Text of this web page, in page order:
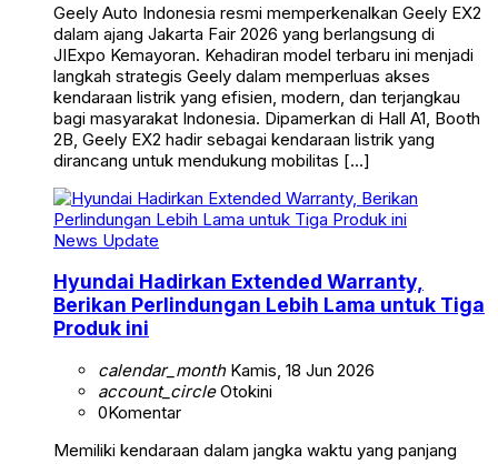
Geely Auto Indonesia resmi memperkenalkan Geely EX2
dalam ajang Jakarta Fair 2026 yang berlangsung di
JIExpo Kemayoran. Kehadiran model terbaru ini menjadi
langkah strategis Geely dalam memperluas akses
kendaraan listrik yang efisien, modern, dan terjangkau
bagi masyarakat Indonesia. Dipamerkan di Hall A1, Booth
2B, Geely EX2 hadir sebagai kendaraan listrik yang
dirancang untuk mendukung mobilitas […]
News Update
Hyundai Hadirkan Extended Warranty,
Berikan Perlindungan Lebih Lama untuk Tiga
Produk ini
calendar_monthKamis, 18 Jun 2026
account_circleOtokini
0Komentar
Memiliki kendaraan dalam jangka waktu yang panjang